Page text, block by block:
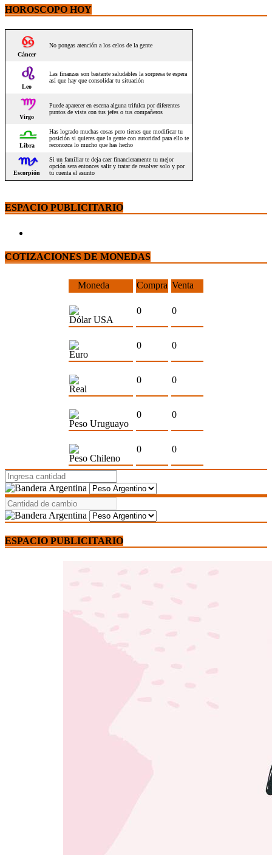
HOROSCOPO HOY
ESPACIO PUBLICITARIO
COTIZACIONES DE MONEDAS
Moneda Compra Venta
Dólar USA
0 0
Euro
0 0
Real
0 0
Peso Uruguayo
0 0
Peso Chileno
0 0
ESPACIO PUBLICITARIO